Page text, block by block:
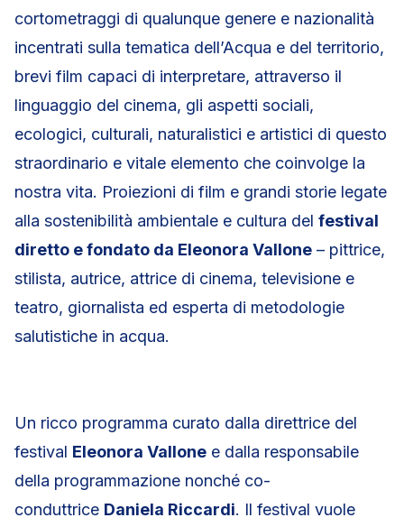
cortometraggi di qualunque genere e nazionalità
incentrati sulla tematica dell’Acqua e del territorio,
brevi film capaci di interpretare, attraverso il
linguaggio del cinema, gli aspetti sociali,
ecologici, culturali, naturalistici e artistici di questo
straordinario e vitale elemento che coinvolge la
nostra vita. Proiezioni di film e grandi storie legate
alla sostenibilità ambientale e cultura del festival
diretto e fondato da Eleonora Vallone – pittrice,
stilista, autrice, attrice di cinema, televisione e
teatro, giornalista ed esperta di metodologie
salutistiche in acqua.
Un ricco programma curato dalla direttrice del
festival Eleonora Vallone e dalla responsabile
della programmazione nonché co-
conduttrice Daniela Riccardi. Il festival vuole